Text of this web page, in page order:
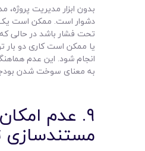
بدون ابزار مدیریت پروژه،
دشوار است. ممکن است
تحت فشار باشد در حالی
یا ممکن است کاری دو
انجام شود. این عدم
به معنای سوخت شدن
۹. عدم امکان
مستندسازی